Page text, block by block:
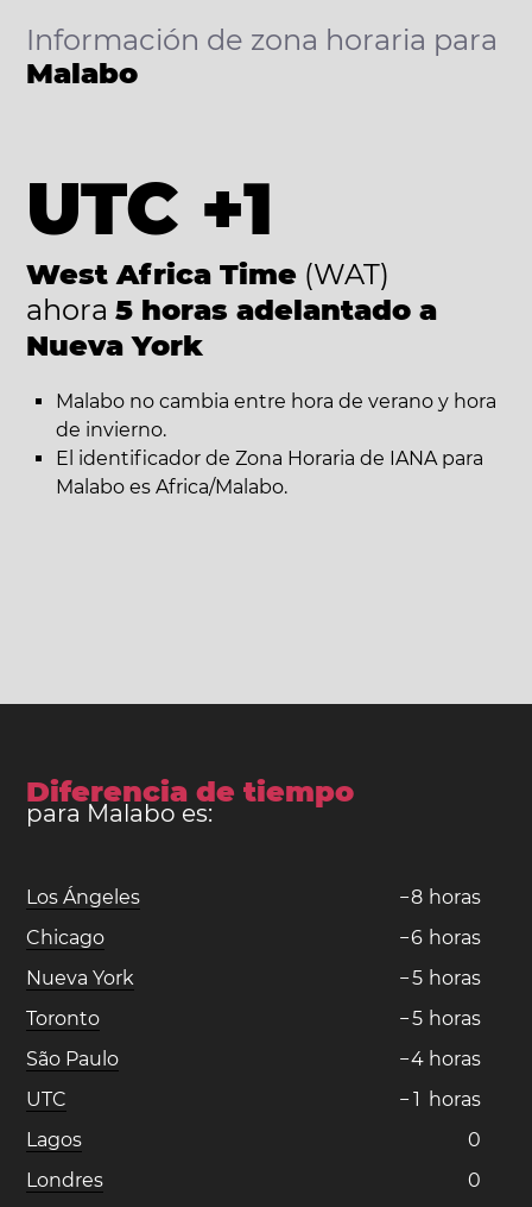
Información de zona horaria para
Malabo
UTC +1
West Africa Time (WAT)
ahora 5 horas adelantado a
Nueva York
Malabo no cambia entre hora de verano y hora
de invierno.
El identificador de Zona Horaria de IANA para
Malabo es Africa/Malabo.
Diferencia de tiempo
para Malabo es:
Los Ángeles −8 horas
Chicago
−6 horas
Nueva York
−5 horas
Toronto
−5 horas
São Paulo
−4 horas
UTC
− 1 horas
Lagos
0
Londres
0